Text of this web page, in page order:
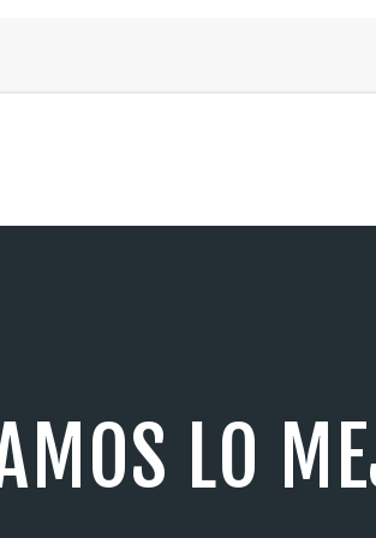
LO